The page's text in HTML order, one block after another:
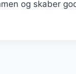
og skaber